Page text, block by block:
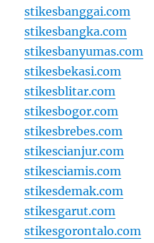
stikesbanggai.com
stikesbangka.com
stikesbanyumas.com
stikesbekasi.com
stikesblitar.com
stikesbogor.com
stikesbrebes.com
stikescianjur.com
stikesciamis.com
stikesdemak.com
stikesgarut.com
stikesgorontalo.com